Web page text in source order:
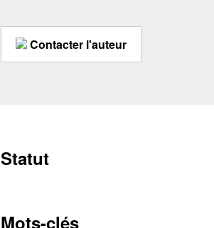
Contacter l'auteur
Statut
Mots-clés